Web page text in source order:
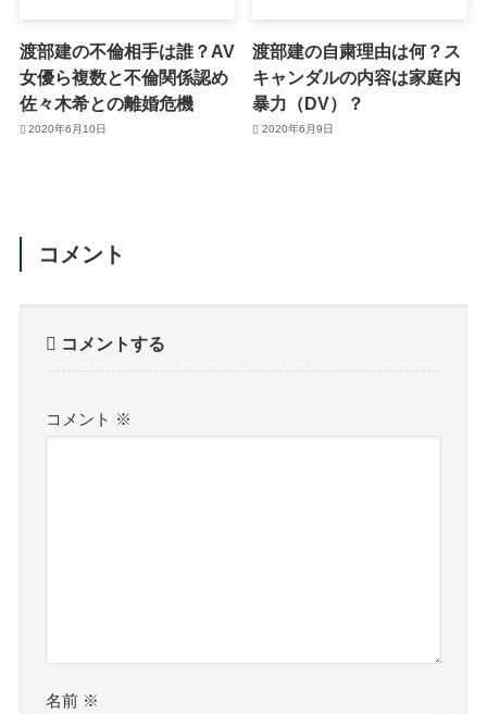
渡部建の不倫相手は誰？AV
女優ら複数と不倫関係認め
佐々木希との離婚危機
2020年6月10日
渡部建の自粛理由は何？ス
キャンダルの内容は家庭内
暴力（DV）？
2020年6月9日
コメント
コメントする
コメント ※
名前 ※